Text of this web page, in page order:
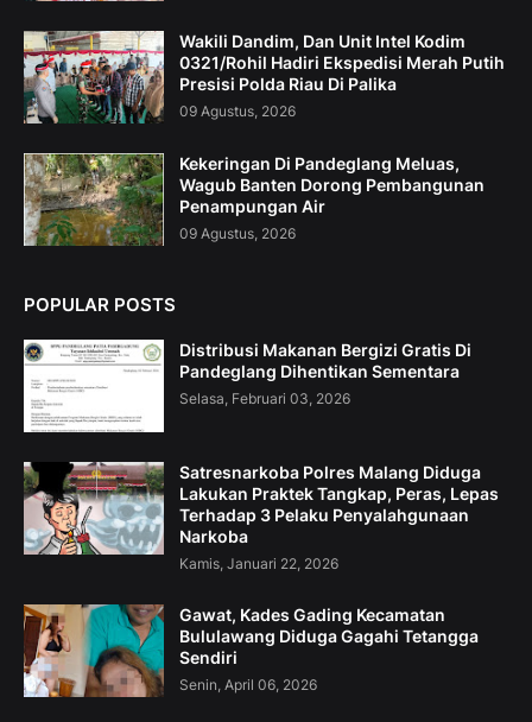
Wakili Dandim, Dan Unit Intel Kodim
0321/Rohil Hadiri Ekspedisi Merah Putih
Presisi Polda Riau Di Palika
09 Agustus, 2026
Kekeringan Di Pandeglang Meluas,
Wagub Banten Dorong Pembangunan
Penampungan Air
09 Agustus, 2026
POPULAR POSTS
Distribusi Makanan Bergizi Gratis Di
Pandeglang Dihentikan Sementara
Selasa, Februari 03, 2026
Satresnarkoba Polres Malang Diduga
Lakukan Praktek Tangkap, Peras, Lepas
Terhadap 3 Pelaku Penyalahgunaan
Narkoba
Kamis, Januari 22, 2026
Gawat, Kades Gading Kecamatan
Bululawang Diduga Gagahi Tetangga
Sendiri
Senin, April 06, 2026